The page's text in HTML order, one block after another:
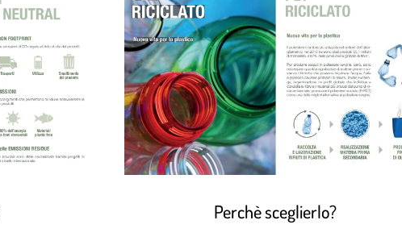
Perchè sceglierlo?